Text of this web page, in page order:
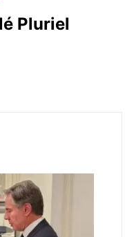
Pluriel